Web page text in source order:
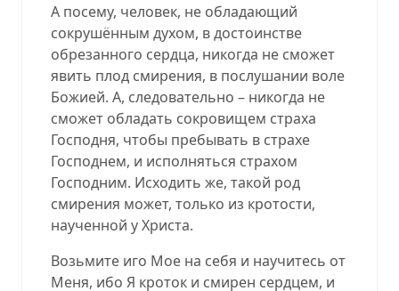
А посему, человек, не обладающий
сокрушённым духом, в достоинстве
обрезанного сердца, никогда не сможет
явить плод смирения, в послушании воле
Божией. А, следовательно – никогда не
сможет обладать сокровищем страха
Господня, чтобы пребывать в страхе
Господнем, и исполняться страхом
Господним. Исходить же, такой род
смирения может, только из кротости,
наученной у Христа.
Возьмите иго Мое на себя и научитесь от
Меня, ибо Я кроток и смирен сердцем, и